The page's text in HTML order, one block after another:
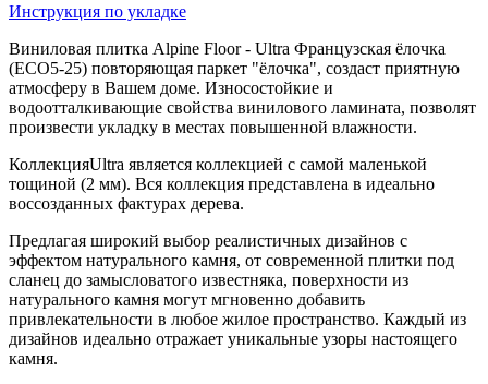
Инструкция по укладке
Виниловая плитка Alpine Floor - Ultra Французская ёлочка
(ЕСО5-25) повторяющая паркет "ёлочка", создаст приятную
атмосферу в Вашем доме. Износостойкие и
водоотталкивающие свойства винилового ламината, позволят
произвести укладку в местах повышенной влажности.
КоллекцияUltra является коллекцией с самой маленькой
тощиной (2 мм). Вся коллекция представлена в идеально
воссозданных фактурах дерева.
Предлагая широкий выбор реалистичных дизайнов с
эффектом натурального камня, от современной плитки под
сланец до замысловатого известняка, поверхности из
натурального камня могут мгновенно добавить
привлекательности в любое жилое пространство. Каждый из
дизайнов идеально отражает уникальные узоры настоящего
камня.